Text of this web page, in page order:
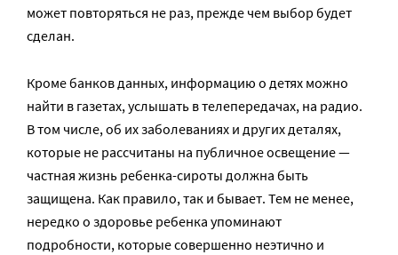
может повторяться не раз, прежде чем выбор будет
сделан.
Кроме банков данных, информацию о детях можно
найти в газетах, услышать в телепередачах, на радио.
В том числе, об их заболеваниях и других деталях,
которые не рассчитаны на публичное освещение —
частная жизнь ребенка-сироты должна быть
защищена. Как правило, так и бывает. Тем не менее,
нередко о здоровье ребенка упоминают
подробности, которые совершенно неэтично и